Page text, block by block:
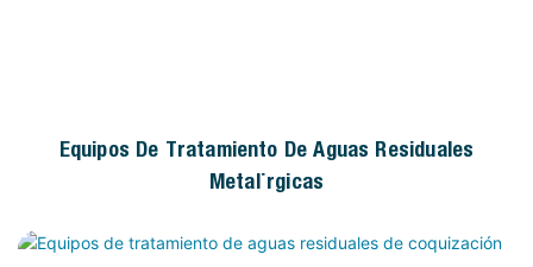
Equipos De Tratamiento De Aguas Residuales
Metalúrgicas